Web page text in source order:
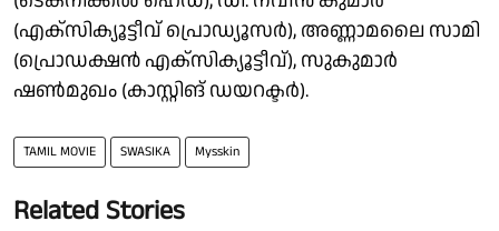
(എക്സിക്യൂട്ടീവ് പ്രൊഡ്യൂസർ), അണ്ണാമലൈ സാമി
(പ്രൊഡക്ഷൻ എക്സിക്യൂട്ടീവ്), സുകുമാർ
ഷൺമുഖം (കാസ്റ്റിങ് ഡയറക്ടർ).
TAMIL MOVIE SWASIKA Mysskin
Related Stories